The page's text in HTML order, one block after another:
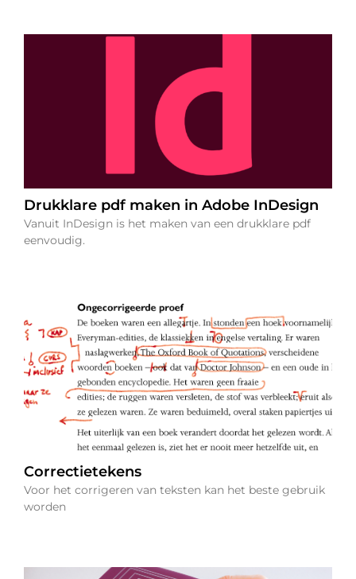
Drukklare pdf maken in Adobe InDesign
Vanuit InDesign is het maken van een drukklare pdf
eenvoudig.
Correctietekens
Voor het corrigeren van teksten kan het beste gebruik
worden